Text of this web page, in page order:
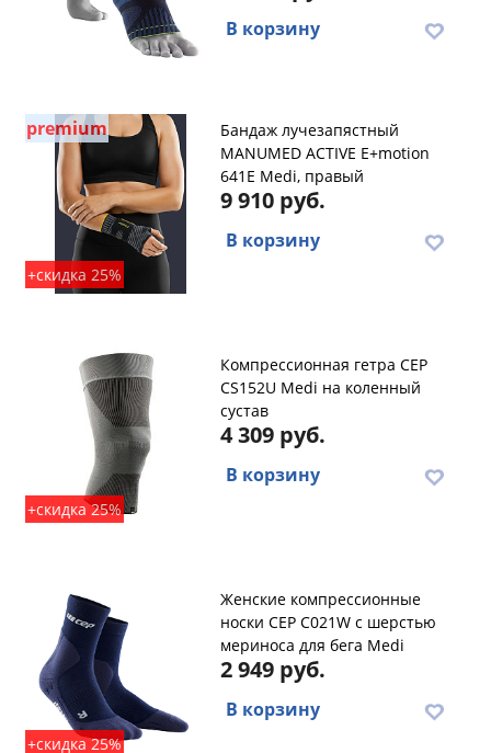
В корзину
premium
+скидка 25%
Бандаж лучезапястный
MANUMED ACTIVE E+motion
641E Medi, правый
9 910 руб.
В корзину
+скидка 25%
Компрессионная гетра CEP
CS152U Medi на коленный
сустав
4 309 руб.
В корзину
+скидка 25%
Женские компрессионные
носки CEP C021W с шерстью
мериноса для бега Medi
2 949 руб.
В корзину